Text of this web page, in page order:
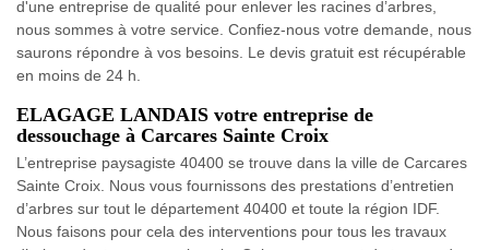
d'une entreprise de qualité pour enlever les racines d’arbres,
nous sommes à votre service. Confiez-nous votre demande, nous
saurons répondre à vos besoins. Le devis gratuit est récupérable
en moins de 24 h.
ELAGAGE LANDAIS votre entreprise de
dessouchage à Carcares Sainte Croix
L’entreprise paysagiste 40400 se trouve dans la ville de Carcares
Sainte Croix. Nous vous fournissons des prestations d’entretien
d’arbres sur tout le département 40400 et toute la région IDF.
Nous faisons pour cela des interventions pour tous les travaux